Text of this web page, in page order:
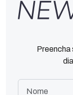
Preencha